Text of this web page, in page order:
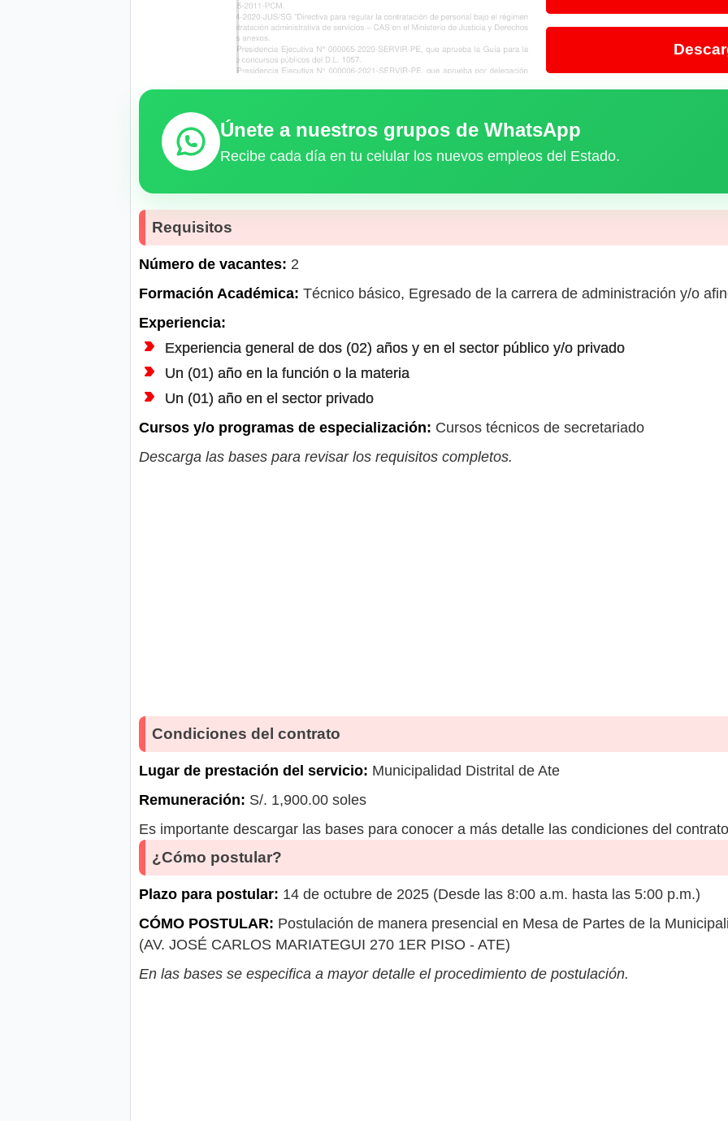
Únete a nuestros grupos de WhatsApp
Recibe cada día en tu celular los nuevos empleos del Estado.
Requisitos
Número de vacantes: 2
Formación Académica: Técnico básico, Egresado de la carrera de administración y/o
Experiencia:
Experiencia general de dos (02) años y en el sector público y/o privado
Un (01) año en la función o la materia
Un (01) año en el sector privado
Cursos y/o programas de especialización: Cursos técnicos de secretariado
Descarga las bases para revisar los requisitos completos.
Condiciones del contrato
Lugar de prestación del servicio: Municipalidad Distrital de Ate
Remuneración: S/. 1,900.00 soles
Es importante descargar las bases para conocer a más detalle las condiciones del
¿Cómo postular?
Plazo para postular: 14 de octubre de 2025 (Desde las 8:00 a.m. hasta las 5:00 p.m.)
CÓMO POSTULAR: Postulación de manera presencial en Mesa de Partes de la
(AV. JOSÉ CARLOS MARIATEGUI 270 1ER PISO - ATE)
En las bases se especifica a mayor detalle el procedimiento de postulación.